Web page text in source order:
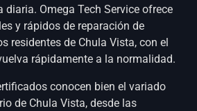
diaria. Omega Tech Service ofrece
y rápidos de reparación de
residentes de Chula Vista, con el
rápidamente a la normalidad.
conocen bien el variado
de Chula Vista, desde las